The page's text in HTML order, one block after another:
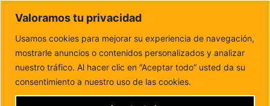
Valoramos tu privacidad
Usamos cookies para mejorar su experiencia de navegación,
mostrarle anuncios o contenidos personalizados y analizar
nuestro tráfico. Al hacer clic en “Aceptar todo” usted da su
consentimiento a nuestro uso de las cookies.
DUNAS FM
Tu informacion de forma cercana
Inicio CANARIAS
El Gobierno adjudica provisionalmente
el control de las obras de la autovía...
EL GOBIERNO ADJUDICA